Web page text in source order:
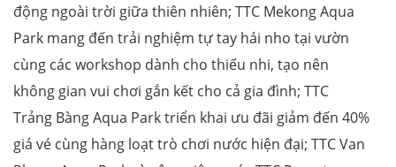
động ngoài trời giữa thiên nhiên; TTC Mekong Aqua
Park mang đến trải nghiệm tự tay hái nho tại vườn
cùng các workshop dành cho thiếu nhi, tạo nên
không gian vui chơi gắn kết cho cả gia đình; TTC
Trảng Bàng Aqua Park triển khai ưu đãi giảm đến 40%
giá vé cùng hàng loạt trò chơi nước hiện đại; TTC Van